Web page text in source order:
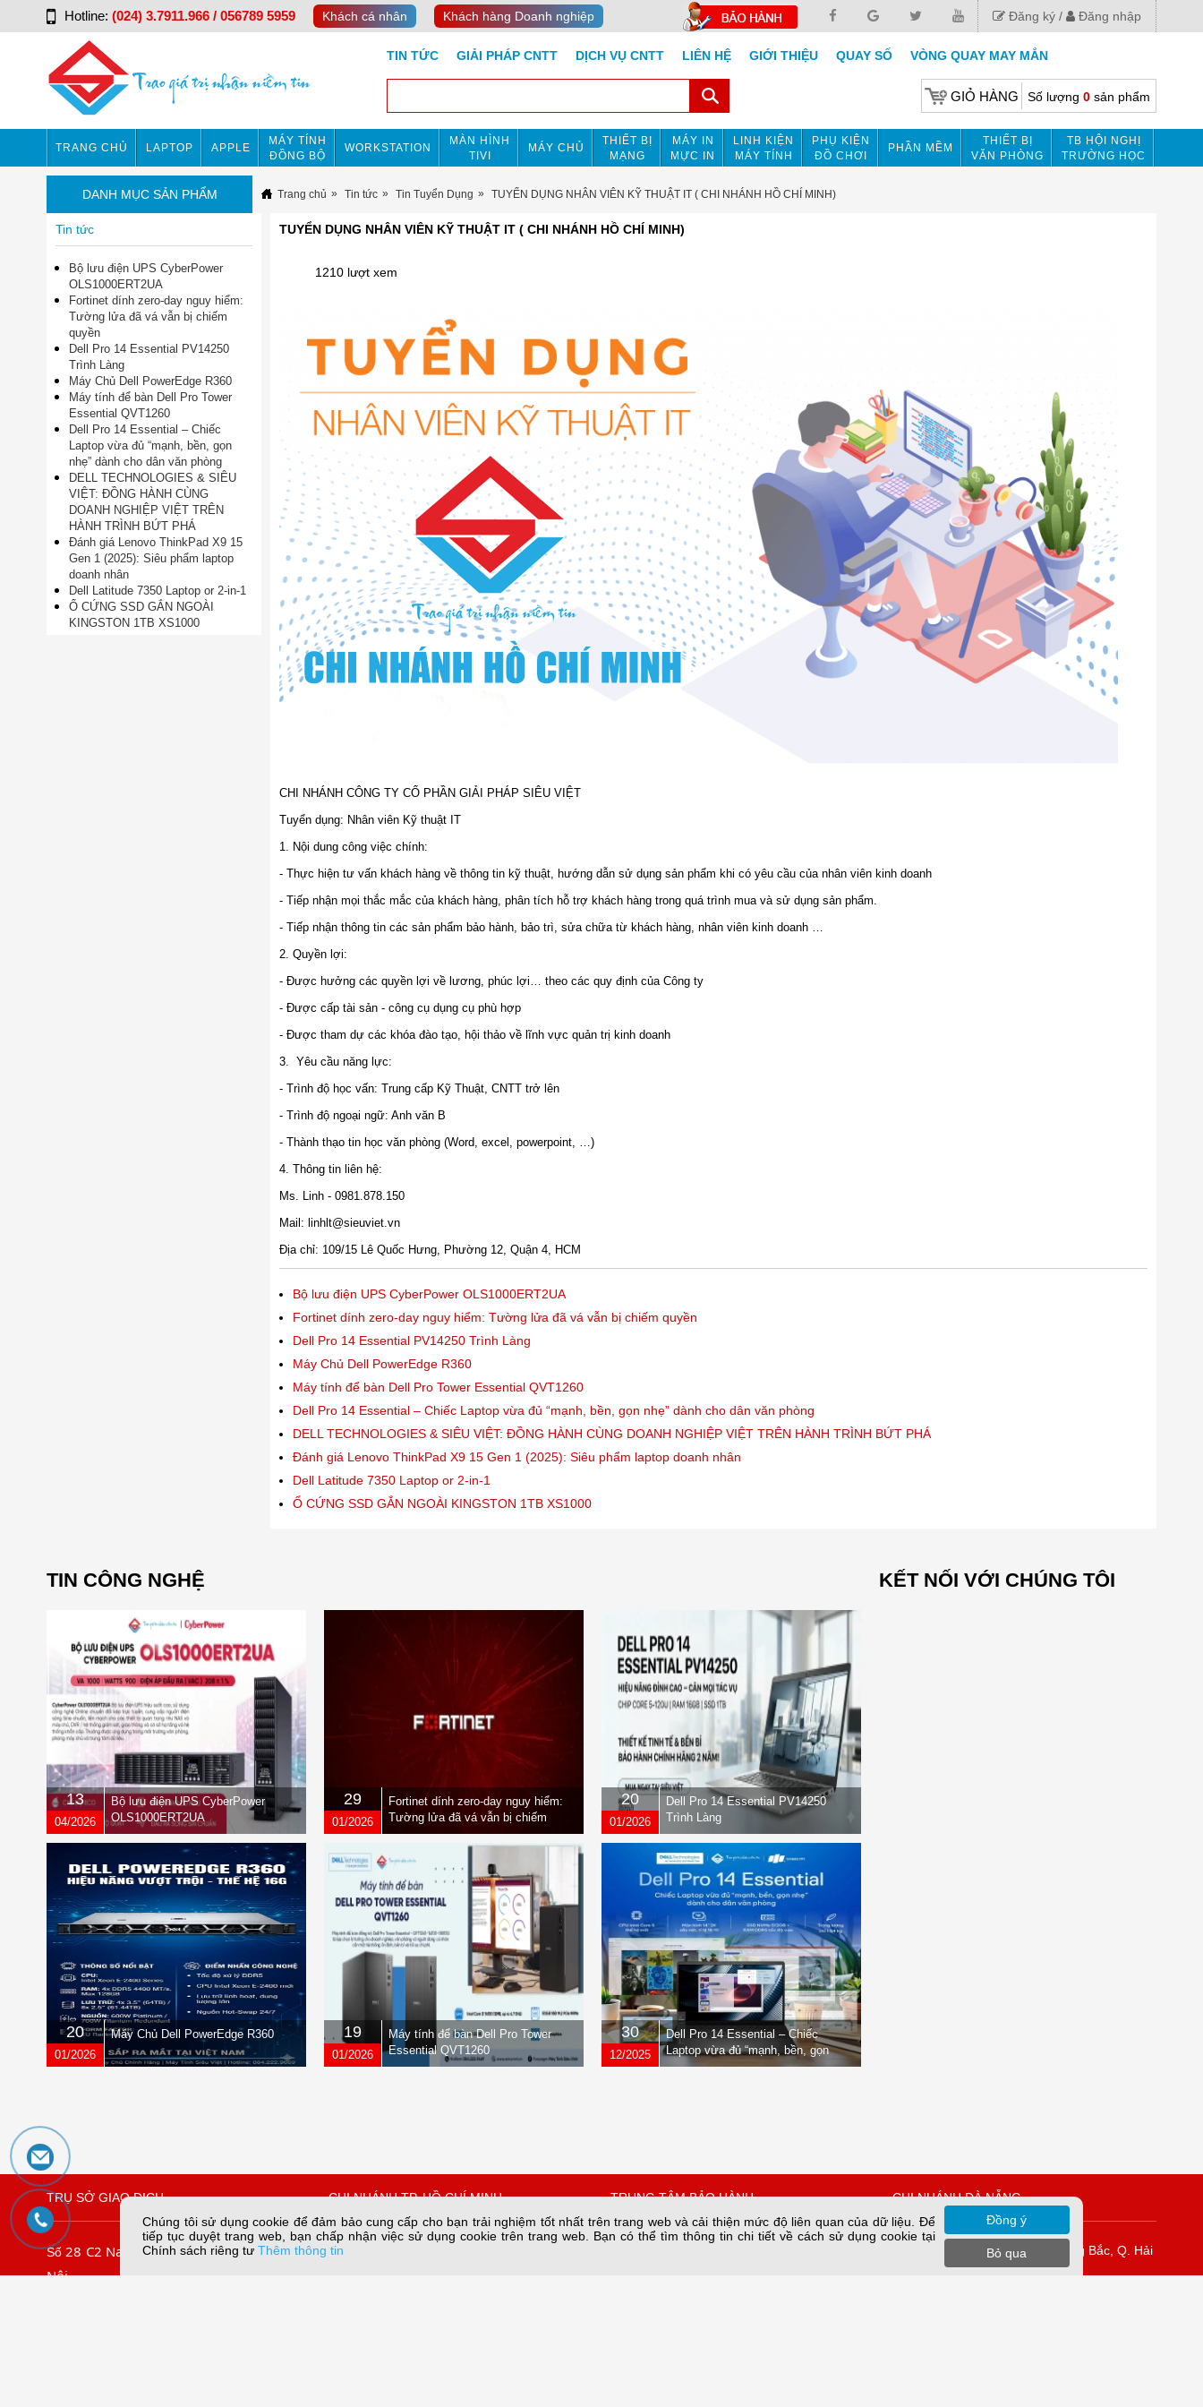
Hotline: (024) 3.7911.966 / 056789 5959 Khách cá nhân Khách hàng Doanh nghiệp Đăng ký Đăng nhập
TIN TỨC GIẢI PHÁP CNTT DỊCH VỤ CNTT LIÊN HỆ GIỚI THIỆU QUAY SỐ VÒNG QUAY MAY MẮN
GIỎ HÀNG Số lượng 0sản phẩm
TRANG CHỦ LAPTOP APPLE
MÁY TÍNH
ĐỒNG BỘ
WORKSTATION
MÀN HÌNH
TIVI
MÁY CHỦ
THIẾT BỊ
MẠNG
MÁY IN
MỰC IN
LINH KIỆN
MÁY TÍNH
PHỤ KIỆN
ĐỒ CHƠI
PHẦN MỀM
THIẾT BỊ
VĂN PHÒNG
TB HỘI NGHỊ
TRƯỜNG HỌC
DANH MỤC SẢN PHẨM Trang chủ Tin tức Tin Tuyển Dụng TUYỂN DỤNG NHÂN VIÊN KỸ THUẬT IT ( CHI NHÁNH HỒ CHÍ MINH)
TUYỂN DỤNG NHÂN VIÊN KỸ THUẬT IT ( CHI NHÁNH HỒ CHÍ MINH)
1210 lượt xem
CHI NHÁNH CÔNG TY CỔ PHẦN GIẢI PHÁP SIÊU VIỆT
Tuyển dụng: Nhân viên Kỹ thuật IT
1. Nội dung công việc chính:
- Thực hiện tư vấn khách hàng về thông tin kỹ thuật, hướng dẫn sử dụng sản phẩm khi có yêu cầu của nhân viên kinh doanh
- Tiếp nhận mọi thắc mắc của khách hàng, phân tích hỗ trợ khách hàng trong quá trình mua và sử dụng sản phẩm.
- Tiếp nhận thông tin các sản phẩm bảo hành, bảo trì, sửa chữa từ khách hàng, nhân viên kinh doanh …
2. Quyền lợi:
- Được hưởng các quyền lợi về lương, phúc lợi… theo các quy định của Công ty
- Được cấp tài sản - công cụ dụng cụ phù hợp
- Được tham dự các khóa đào tạo, hội thảo về lĩnh vực quản trị kinh doanh
3. Yêu cầu năng lực:
- Trình độ học vấn: Trung cấp Kỹ Thuật, CNTT trở lên
- Trình độ ngoại ngữ: Anh văn B
- Thành thạo tin học văn phòng (Word, excel, powerpoint, …)
4. Thông tin liên hệ:
Ms. Linh - 0981.878.150
Mail: linhlt@sieuviet.vn
Địa chỉ: 109/15 Lê Quốc Hưng, Phường 12, Quận 4, HCM
Bộ lưu điện UPS CyberPower OLS1000ERT2UA
Fortinet dính zero-day nguy hiểm: Tường lửa đã vá vẫn bị chiếm quyền
Dell Pro 14 Essential PV14250 Trình Làng
Máy Chủ Dell PowerEdge R360
Máy tính để bàn Dell Pro Tower Essential QVT1260
Dell Pro 14 Essential – Chiếc Laptop vừa đủ “mạnh, bền, gọn nhẹ” dành cho dân văn phòng
DELL TECHNOLOGIES & SIÊU VIỆT: ĐỒNG HÀNH CÙNG DOANH NGHIỆP VIỆT TRÊN HÀNH TRÌNH BỨT PHÁ
Đánh giá Lenovo ThinkPad X9 15 Gen 1 (2025): Siêu phẩm laptop doanh nhân
Dell Latitude 7350 Laptop or 2-in-1
Ổ CỨNG SSD GẮN NGOÀI KINGSTON 1TB XS1000
Tin tức
Bộ lưu điện UPS CyberPower
OLS1000ERT2UA
Fortinet dính zero-day nguy hiểm:
Tường lửa đã vá vẫn bị chiếm
quyền
Dell Pro 14 Essential PV14250
Trình Làng
Máy Chủ Dell PowerEdge R360
Máy tính để bàn Dell Pro Tower
Essential QVT1260
Dell Pro 14 Essential – Chiếc
Laptop vừa đủ “mạnh, bền, gọn
nhẹ” dành cho dân văn phòng
DELL TECHNOLOGIES & SIÊU
VIỆT: ĐỒNG HÀNH CÙNG
DOANH NGHIỆP VIỆT TRÊN
HÀNH TRÌNH BỨT PHÁ
Đánh giá Lenovo ThinkPad X9 15
Gen 1 (2025): Siêu phẩm laptop
doanh nhân
Dell Latitude 7350 Laptop or 2-in-1
Ổ CỨNG SSD GẮN NGOÀI
KINGSTON 1TB XS1000
TIN CÔNG NGHỆ
13
04/2026
Bộ lưu điện UPS CyberPower
OLS1000ERT2UA
29
01/2026
Fortinet dính zero-day nguy hiểm:
Tường lửa đã vá vẫn bị chiếm
quyền
20
01/2026
Dell Pro 14 Essential PV14250
Trình Làng
20
01/2026
Máy Chủ Dell PowerEdge R360 19
01/2026
Máy tính để bàn Dell Pro Tower
Essential QVT1260
30
12/2025
Dell Pro 14 Essential – Chiếc
Laptop vừa đủ “mạnh, bền, gọn
nhẹ” dành cho dân văn phòng
KẾT NỐI VỚI CHÚNG TÔI
TRỤ SỞ GIAO DỊCH
Số 28 C2 Nam Trung Yên, Yên Hòa, Hà
Nội.
CHI NHÁNH TP. HỒ CHÍ MINH
109/45 Lê Quốc Hưng, Phường Xóm
TRUNG TÂM BẢO HÀNH CHI NHÁNH ĐÀ NẴNG
K42/H2/14 Tiểu La, P. Hòa Cường Bắc, Q. Hải
Chúng tôi sử dụng cookie để đảm bảo cung cấp cho bạn trải nghiệm tốt nhất trên trang web và cải thiện mức độ liên quan của dữ liệu. Để
tiếp tục duyệt trang web, bạn chấp nhận việc sử dụng cookie trên trang web. Bạn có thể tìm thông tin chi tiết về cách sử dụng cookie tại
Chính sách riêng tưThêm thông tin
Đồng ý
Bỏ qua